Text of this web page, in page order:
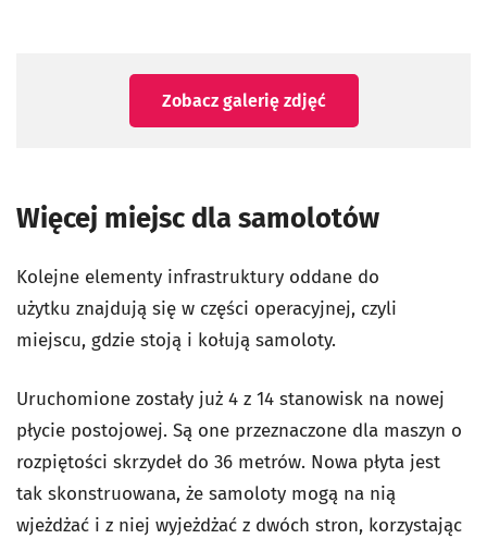
Zobacz galerię zdjęć
Więcej miejsc dla samolotów
Kolejne elementy infrastruktury oddane do
użytku znajdują się w części operacyjnej, czyli
miejscu, gdzie stoją i kołują samoloty.
Uruchomione zostały już 4 z 14 stanowisk na nowej
płycie postojowej. Są one przeznaczone dla maszyn o
rozpiętości skrzydeł do 36 metrów. Nowa płyta jest
tak skonstruowana, że samoloty mogą na nią
wjeżdżać i z niej wyjeżdżać z dwóch stron, korzystając